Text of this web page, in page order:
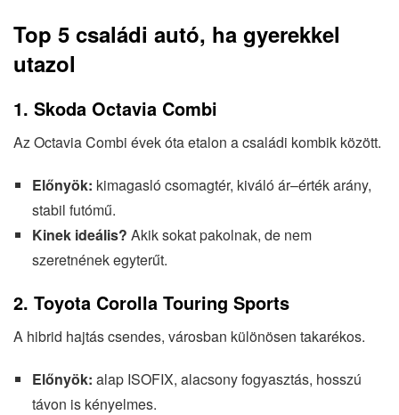
Top 5 családi autó, ha gyerekkel
utazol
1. Skoda Octavia Combi
Az Octavia Combi évek óta etalon a családi kombik között.
Előnyök: kimagasló csomagtér, kiváló ár–érték arány,
stabil futómű.
Kinek ideális? Akik sokat pakolnak, de nem
szeretnének egyterűt.
2. Toyota Corolla Touring Sports
A hibrid hajtás csendes, városban különösen takarékos.
Előnyök: alap ISOFIX, alacsony fogyasztás, hosszú
távon is kényelmes.